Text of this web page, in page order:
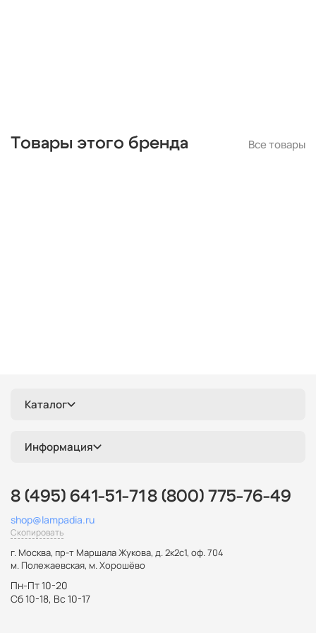
Товары этого бренда Все товары
Каталог
Информация
8 (495) 641-51-71 8 (800) 775-76-49
shop@lampadia.ru
Скопировать
г. Москва, пр-т Маршала Жукова, д. 2к2с1, оф. 704
м. Полежаевская, м. Хорошёво
Пн-Пт 10-20
Сб 10-18, Вс 10-17